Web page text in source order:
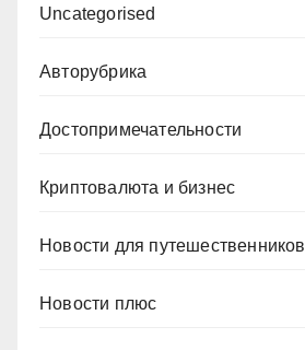
Uncategorised
Авторубрика
Достопримечательности
Криптовалюта и бизнес
Новости для путешественников
Новости плюс